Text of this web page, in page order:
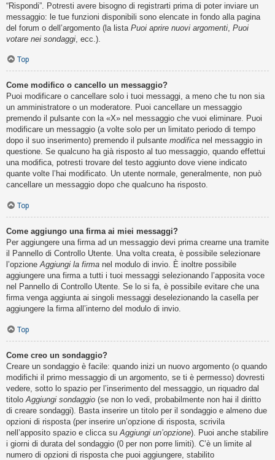
“Rispondi”. Potresti avere bisogno di registrarti prima di poter inviare un
messaggio: le tue funzioni disponibili sono elencate in fondo alla pagina
del forum o dell’argomento (la lista Puoi aprire nuovi argomenti Puoi
votare nei sondaggi , ecc.).
Top
Come modifico o cancello un messaggio?
Puoi modificare o cancellare solo i tuoi messaggi, a meno che tu non sia
un amministratore o un moderatore. Puoi cancellare un messaggio
premendo il pulsante con la «X» nel messaggio che vuoi eliminare. Puoi
modificare un messaggio (a volte solo per un limitato periodo di tempo
dopo il suo inserimento) premendo il pulsante modifica nel messaggio in
questione. Se qualcuno ha già risposto al tuo messaggio, quando effettui
una modifica, potresti trovare del testo aggiunto dove viene indicato
quante volte l’hai modificato. Un utente normale, generalmente, non può
cancellare un messaggio dopo che qualcuno ha risposto.
Top
Come aggiungo una firma ai miei messaggi?
Per aggiungere una firma ad un messaggio devi prima crearne una tramite
il Pannello di Controllo Utente. Una volta creata, è possibile selezionare
l’opzioneAggiungi la firma nel modulo di invio. È inoltre possibile
aggiungere una firma a tutti i tuoi messaggi selezionando l’apposita voce
nel Pannello di Controllo Utente. Se lo si fa, è possibile evitare che una
firma venga aggiunta ai singoli messaggi deselezionando la casella per
aggiungere la firma all’interno del modulo di invio.
Top
Come creo un sondaggio?
Creare un sondaggio è facile: quando inizi un nuovo argomento (o quando
modifichi il primo messaggio di un argomento, se ti è permesso) dovresti
vedere, sotto lo spazio per l’inserimento del messaggio, un riquadro dal
titolo Aggiungi sondaggio (se non lo vedi, probabilmente non hai il diritto
di creare sondaggi). Basta inserire un titolo per il sondaggio e almeno due
opzioni di risposta (per inserire un’opzione di risposta, scrivila
nell’apposito spazio e clicca su Aggiungi un’opzione). Puoi anche stabilire
i giorni di durata del sondaggio (0 per non porre limiti). C’è un limite al
numero di opzioni di risposta che puoi aggiungere, stabilito